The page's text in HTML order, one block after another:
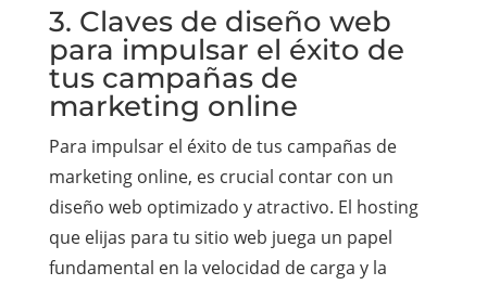
3. Claves de diseño web
para impulsar el éxito de
tus campañas de
marketing online
Para impulsar el éxito de tus campañas de
marketing online, es crucial contar con un
diseño web optimizado y atractivo. El hosting
que elijas para tu sitio web juega un papel
fundamental en la velocidad de carga y la